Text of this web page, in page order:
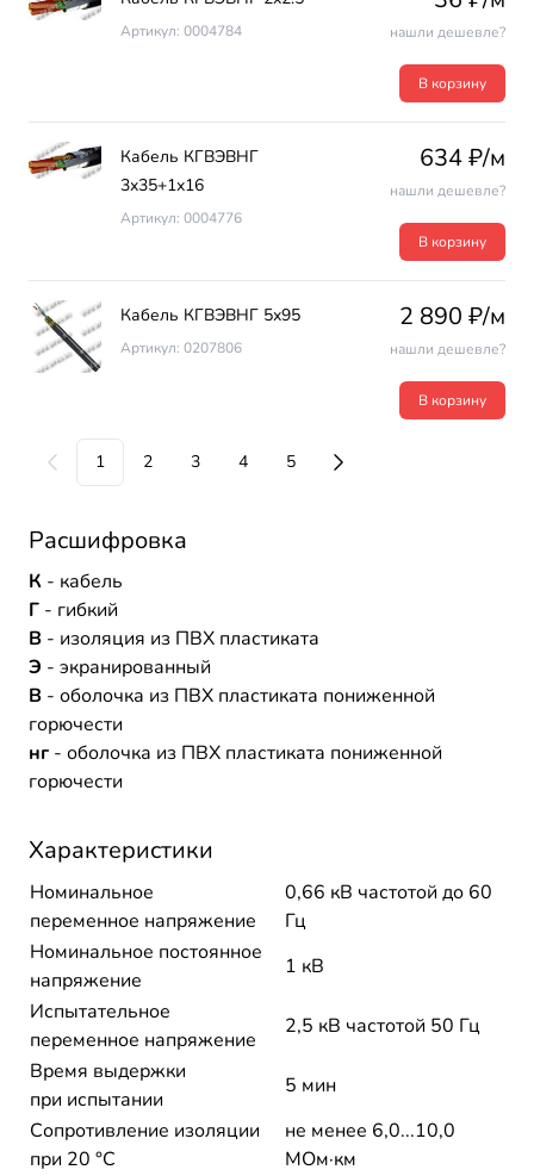
Артикул: 0004784 нашли дешевле?
В корзину
Кабель КГВЭВНГ
3х35+1х16
Артикул: 0004776
634 ₽/м
нашли дешевле?
В корзину
Кабель КГВЭВНГ 5х95
Артикул: 0207806
2 890 ₽/м
нашли дешевле?
В корзину
1 2 3 4 5
Расшифровка
К - кабель
Г - гибкий
В - изоляция из ПВХ пластиката
Э - экранированный
В - оболочка из ПВХ пластиката пониженной
горючести
нг - оболочка из ПВХ пластиката пониженной
горючести
Характеристики
Номинальное
переменное напряжение
0,66 кВ частотой до 60
Гц
Номинальное постоянное
напряжение
1 кВ
Испытательное
переменное напряжение
2,5 кВ частотой 50 Гц
Время выдержки
при испытании
5 мин
Сопротивление изоляции
при 20 °С
не менее 6,0...10,0
МОм·км